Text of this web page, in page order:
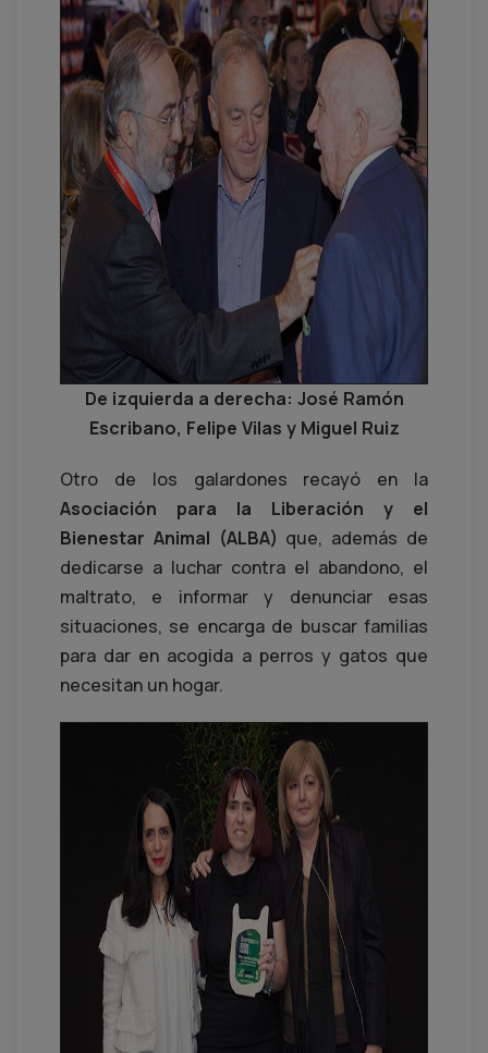
De izquierda a derecha: José Ramón
Escribano, Felipe Vilas y Miguel Ruiz
Otro de los galardones recayó en la
Asociación para la Liberación y el
Bienestar Animal (ALBA) que, además de
dedicarse a luchar contra el abandono, el
maltrato, e informar y denunciar esas
situaciones, se encarga de buscar familias
para dar en acogida a perros y gatos que
necesitan un hogar.